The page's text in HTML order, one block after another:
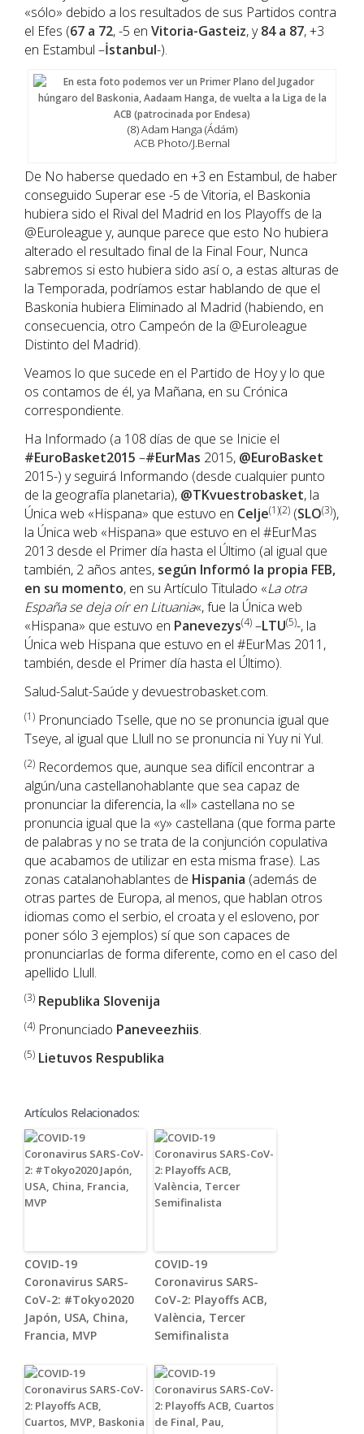
«sólo» debido a los resultados de sus Partidos contra
el Efes (67 a 72, -5 en Vitoria-Gasteiz, y84 a 87, +3
en Estambul –İstanbul-).
(8) Adam Hanga (Ádám)
ACB Photo/J.Bernal
De No haberse quedado en +3 en Estambul, de haber
conseguido Superar ese -5 de Vitoria, el Baskonia
hubiera sido el Rival del Madrid en los Playoffs de la
@Euroleague y, aunque parece que esto No hubiera
alterado el resultado final de la Final Four, Nunca
sabremos si esto hubiera sido así o, a estas alturas de
la Temporada, podríamos estar hablando de que el
Baskonia hubiera Eliminado al Madrid (habiendo, en
consecuencia, otro Campeón de la @Euroleague
Distinto del Madrid).
Veamos lo que sucede en el Partido de Hoy y lo que
os contamos de él, ya Mañana, en su Crónica
correspondiente.
Ha Informado (a 108 días de que se Inicie el
#EuroBasket2015 –#EurMas 2015, @EuroBasket
2015-) y seguirá Informando (desde cualquier punto
de la geografía planetaria), @TKvuestrobasket, la
Única web «Hispana» que estuvo en Celje(1)(2) (SLO(3)),
la Única web «Hispana» que estuvo en el #EurMas
2013 desde el Primer día hasta el Último (al igual que
también, 2 años antes, según Informó la propia FEB,
en su momento, en su Artículo Titulado «La otra
España se deja oír en Lituania«, fue la Única web
«Hispana» que estuvo en Panevezys(4) –LTU(5)-, la
Única web Hispana que estuvo en el #EurMas 2011,
también, desde el Primer día hasta el Último).
Salud-Salut-Saúde y devuestrobasket.com.
(1) Pronunciado Tselle, que no se pronuncia igual que
Tseye, al igual que Llull no se pronuncia ni Yuy ni Yul.
(2) Recordemos que, aunque sea difícil encontrar a
algún/una castellanohablante que sea capaz de
pronunciar la diferencia, la «ll» castellana no se
pronuncia igual que la «y» castellana (que forma parte
de palabras y no se trata de la conjunción copulativa
que acabamos de utilizar en esta misma frase). Las
zonas catalanohablantes de Hispania (además de
otras partes de Europa, al menos, que hablan otros
idiomas como el serbio, el croata y el esloveno, por
poner sólo 3 ejemplos) sí que son capaces de
pronunciarlas de forma diferente, como en el caso del
apellido Llull.
(3) Republika Slovenija
(4) Pronunciado Paneveezhiis.
(5) Lietuvos Respublika
Artículos Relacionados:
COVID-19
Coronavirus SARS-
CoV-2: #Tokyo2020
Japón, USA, China,
Francia, MVP
COVID-19
Coronavirus SARS-
CoV-2: Playoffs ACB,
València, Tercer
Semifinalista